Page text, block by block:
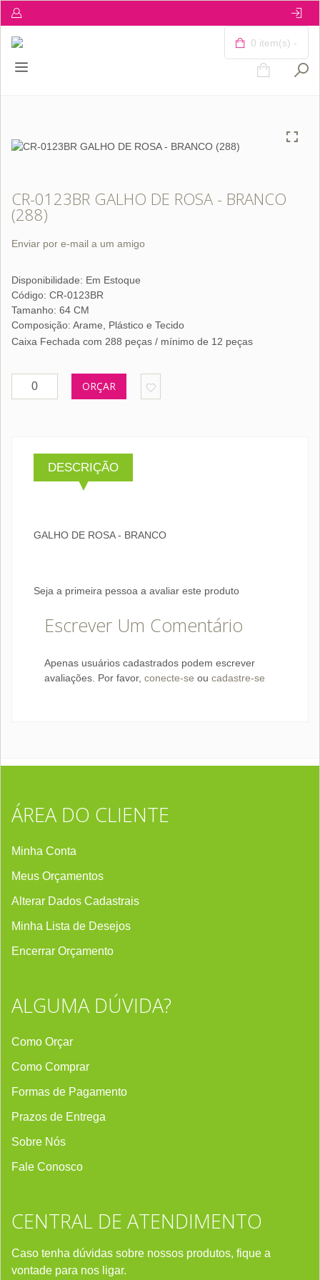
0 item(s) -
CR-0123BR GALHO DE ROSA - BRANCO
(288)
Enviar por e-mail a um amigo
Disponibilidade: Em Estoque
Código: CR-0123BR
Tamanho: 64 CM
Composição: Arame, Plástico e Tecido
Caixa Fechada com 288 peças / mínimo de 12 peças
ORÇAR
DESCRIÇÃO
GALHO DE ROSA - BRANCO
Seja a primeira pessoa a avaliar este produto
Escrever Um Comentário
Apenas usuários cadastrados podem escrever
avaliações. Por favor, conecte-se ou cadastre-se
ÁREA DO CLIENTE
Minha Conta
Meus Orçamentos
Alterar Dados Cadastrais
Minha Lista de Desejos
Encerrar Orçamento
ALGUMA DÚVIDA?
Como Orçar
Como Comprar
Formas de Pagamento
Prazos de Entrega
Sobre Nós
Fale Conosco
CENTRAL DE ATENDIMENTO
Caso tenha dúvidas sobre nossos produtos, fique a
vontade para nos ligar.